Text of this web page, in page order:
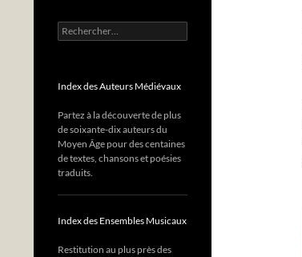
Rechercher :
Index des Auteurs Médiévaux
Partez à la découverte de plus
de soixante-dix auteurs du
Moyen Âge pour des centaines
de textes, chansons et poésies
traduits.
Index des Ensembles Musicaux
Restitution au plus près des